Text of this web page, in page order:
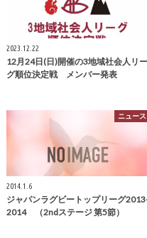
2023.12.22
12月24日(日)開催の3地域社会人リー
グ順位決定戦 メンバー発表
ニュース
2014.1.6
ジャパンラグビートップリーグ
2014 （2ndステージ 第5節）